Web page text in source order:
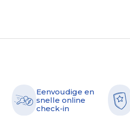
Eenvoudige en
snelle online
check-in